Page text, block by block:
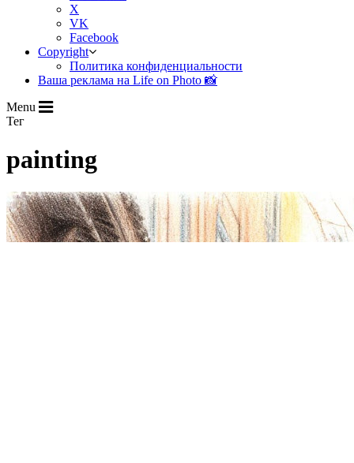
X
VK
Facebook
Copyright
Политика конфиденциальности
Ваша реклама на Life on Photo 📸
Menu
Тег
painting